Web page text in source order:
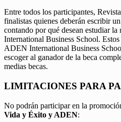
Entre todos los participantes,
finalistas quienes deberán escribir un
contando por qué desean estudiar
International Business School.
ADEN International Business
escoger al ganador de la beca
medias becas.
LIMITACIONES PARA
No podrán participar en la
Vida y Éxito y ADEN: